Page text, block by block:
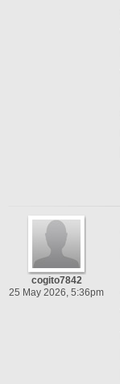
cogito7842
25 May 2026, 5:36pm